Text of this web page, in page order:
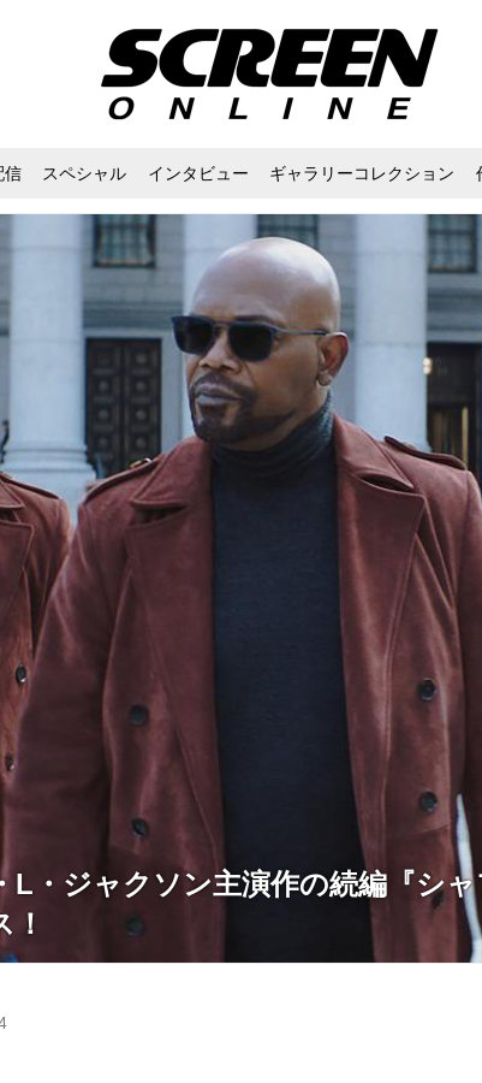
信 スペシャル インタビュー ギャラリーコレクション
L・ジャクソン主演作の続編『シャ